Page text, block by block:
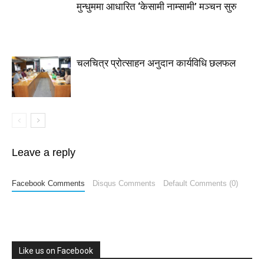
मुन्धुममा आधारित ‘केसामी नाम्सामी’ मञ्चन सुरु
चलचित्र प्रोत्साहन अनुदान कार्यविधि छलफल
Leave a reply
Facebook Comments Disqus Comments Default Comments (0)
Like us on Facebook